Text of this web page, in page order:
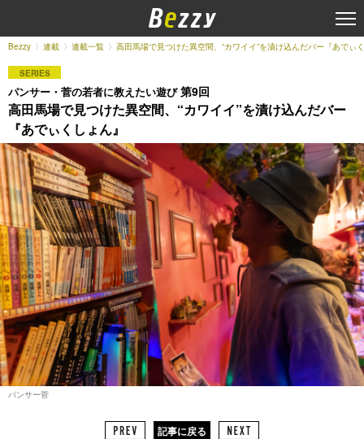
Bezzy 連載 連載一覧 高田馬場で見つけた異空間、“カワイイ”を漬け込んだバー『あでぃ
SERIES
パンサー・菅の若者に教えたい遊び第9回
高田馬場で見つけた異空間、“カワイイ”を漬け込んだバー
『あでぃくしょん』
パンサー菅
記事に戻る